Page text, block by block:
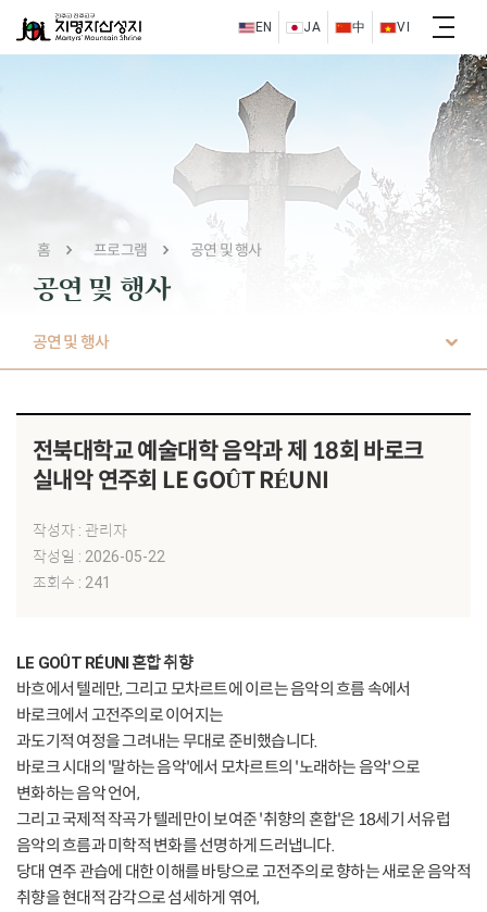
EN JA 中 VI
홈 프로그램 공연 및 행사
공연 및 행사
공연 및 행사
전북대학교 예술대학 음악과 제 18회 바로크
실내악 연주회 LE GOÛT RÉUNI
작성자 : 관리자
작성일 : 2026-05-22
조회수 : 241
LE GOÛT RÉUNI혼합 취향
바흐에서 텔레만, 그리고 모차르트에 이르는 음악의 흐름 속에서
바로크에서 고전주의로 이어지는
과도기적 여정을 그려내는 무대로 준비했습니다.
바로크 시대의 '말하는 음악'에서 모차르트의 '노래하는 음악'으로
변화하는 음악 언어,
그리고 국제적 작곡가 텔레만이 보여준 '취향의 혼합'은 18세기 서유럽
음악의 흐름과 미학적 변화를 선명하게 드러냅니다.
당대 연주 관습에 대한 이해를 바탕으로 고전주의로 향하는 새로운 음악적
취향을 현대적 감각으로 섬세하게 엮어,